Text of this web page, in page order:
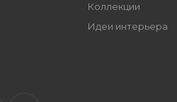
Коллекции
Идеи интерьера